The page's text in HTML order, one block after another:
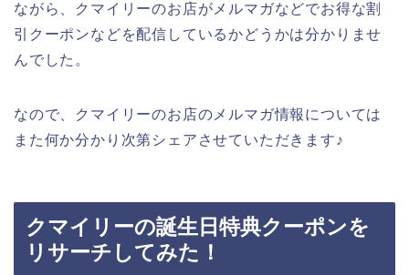
ながら、クマイリーのお店がメルマガなどでお得な割
引クーポンなどを配信しているかどうかは分かりませ
んでした。
なので、クマイリーのお店のメルマガ情報については
また何か分かり次第シェアさせていただきます♪
クマイリーの誕生日特典クーポンを
リサーチしてみた！